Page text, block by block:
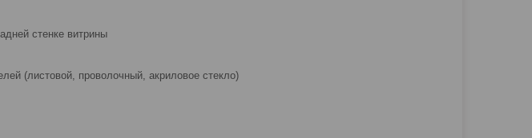
стенке витрины
(листовой, проволочный, акриловое стекло)